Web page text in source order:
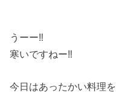
うーー‼︎
寒いですねー‼︎
今日はあったかい料理を